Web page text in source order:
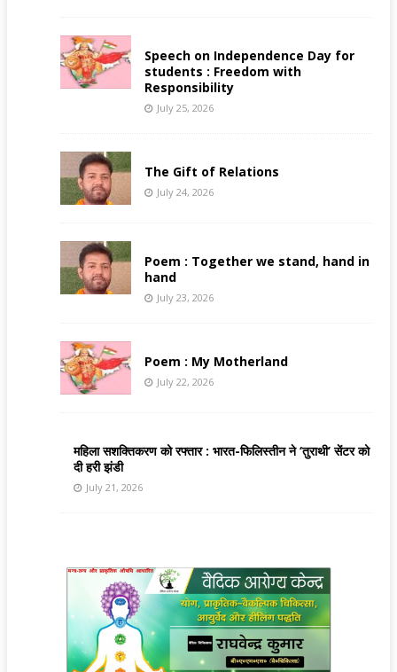
Speech on Independence Day for
students : Freedom with
Responsibility
July 25, 2026
The Gift of Relations
July 24, 2026
Poem : Together we stand, hand in
hand
July 23, 2026
Poem : My Motherland
July 22, 2026
महिला सशक्तिकरण को रफ्तार : भारत-फिलिस्तीन ने ‘तुराथी’ सेंटर को
दी हरी झंडी
July 21, 2026